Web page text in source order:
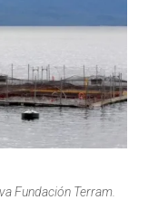
Fundación Terram.